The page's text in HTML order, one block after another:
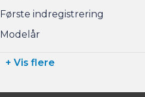
Første indregistrering
Modelår
+ Vis flere